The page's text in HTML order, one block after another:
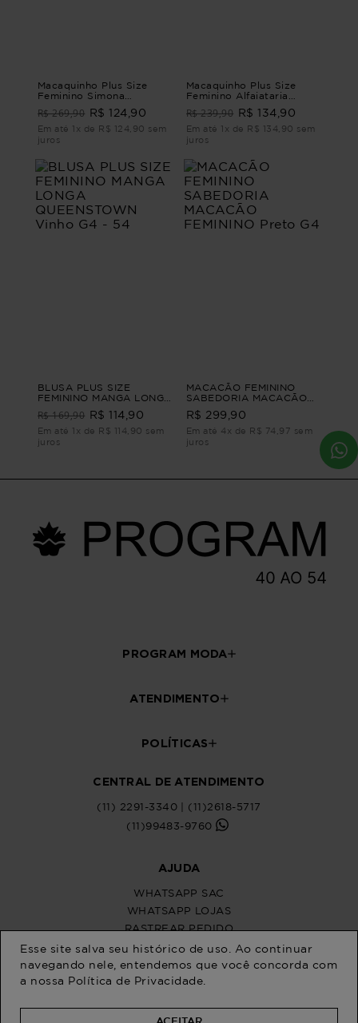
Macaquinho Plus Size
Feminino Simona
MACAQUINHO SIMONA
Azul G4 - 54
R$ 269,90 R$ 124,90
Em até 1x de R$ 124,90 sem
juros
Macaquinho Plus Size
Feminino Alfaiataria
Breeze MACAQUINHO
ALFAIATARIA BREEZE
Marrom G2 - 50
R$ 239,90 R$ 134,90
Em até 1x de R$ 134,90 sem
juros
BLUSA PLUS SIZE
FEMININO MANGA LONGA
QUEENSTOWN Vinho G4
- 54
R$ 169,90 R$ 114,90
Em até 1x de R$ 114,90 sem
juros
MACACÃO FEMININO
SABEDORIA MACACÃO
FEMININO Preto G4
R$ 299,90
Em até 4x de R$ 74,97 sem
juros
PROGRAM MODA
ATENDIMENTO
POLÍTICAS
CENTRAL DE ATENDIMENTO
(11) 2291-3340 | (11)2618-5717
(11)99483-9760
AJUDA
WHATSAPP SAC
WHATSAPP LOJAS
RASTREAR PEDIDO
SOLICITE SUA TROCA
PERGUNTAS FREQUENTES
Esse site salva seu histórico de uso. Ao continuar
navegando nele, entendemos que você concorda com
a nossa Política de Privacidade
ACEITAR